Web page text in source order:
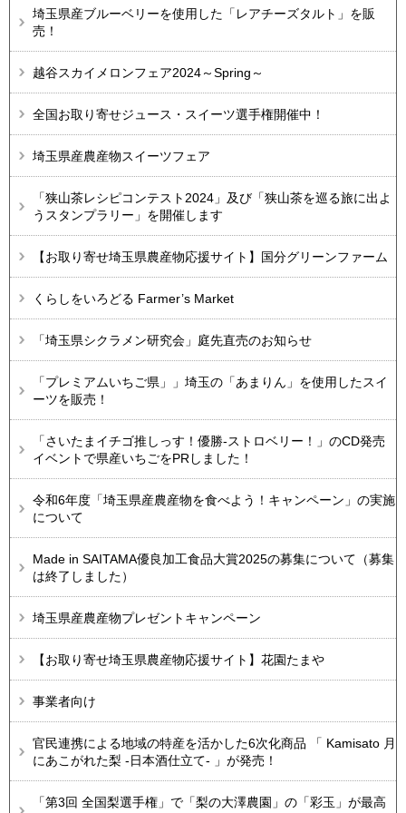
埼玉県産ブルーベリーを使用した「レアチーズタルト」を販
売！​​​​​​
越谷スカイメロンフェア2024～Spring～
全国お取り寄せジュース・スイーツ選手権開催中！
埼玉県産農産物スイーツフェア
「狭山茶レシピコンテスト2024」及び「狭山茶を巡る旅に出よ
うスタンプラリー」を開催します
【お取り寄せ埼玉県農産物応援サイト】国分グリーンファーム
くらしをいろどる Farmer’s Market
「埼玉県シクラメン研究会」庭先直売のお知らせ
「プレミアムいちご県」」埼玉の「あまりん」を使用したスイ
ーツを販売！
「さいたまイチゴ推しっす！優勝-ストロベリー！」のCD発売
イベントで県産いちごをPRしました！
令和6年度「埼玉県産農産物を食べよう！キャンペーン」の実施
について
Made in SAITAMA優良加工食品大賞2025の募集について（募集
は終了しました）
埼玉県産農産物プレゼントキャンペーン
【お取り寄せ埼玉県農産物応援サイト】花園たまや
事業者向け
官民連携による地域の特産を活かした6次化商品 「 Kamisato 月
にあこがれた梨 -日本酒仕立て- 」が発売！
「第3回 全国梨選手権」で「梨の大澤農園」の「彩玉」が最高